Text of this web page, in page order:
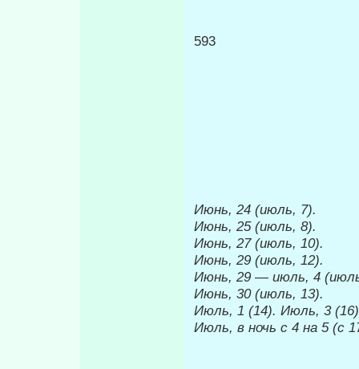
593
Июнь, 24 (июль, 7).
Июнь, 25 (июль, 8).
Июнь, 27 (июль, 10).
Июнь, 29 (июль, 12).
Июнь, 29 — июль, 4
Июнь, 30 (июль, 13).
Июль, 1 (14). Июль, 3
Июль, в ночь с 4 на 5 (с